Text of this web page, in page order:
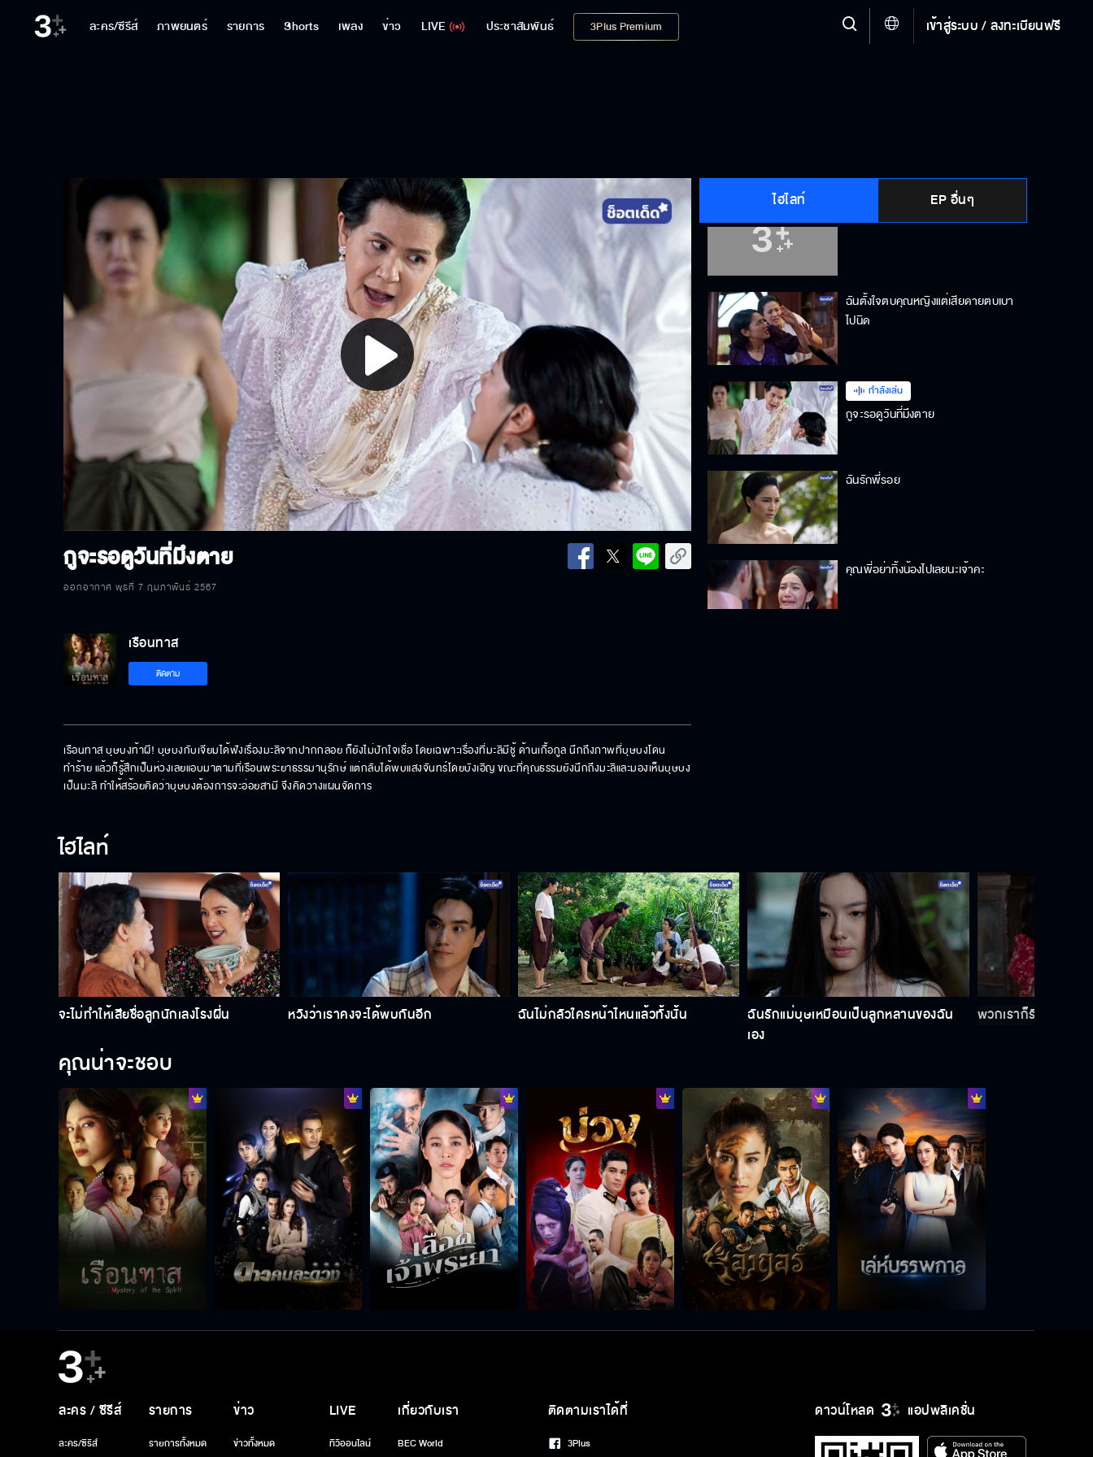
ละคร/ซีรีส์ ภาพยนตร์ รายการ Shorts เพลง ข่าว LIVE ประชาสัมพันธ์ 3Plus Premium เข้าสู่ระบบ / ลงทะเบียนฟรี
Play
Video
กูจะรอดูวันที่มึงตาย
ออกอากาศ พุธที่ 7 กุมภาพันธ์ 2567
ไฮไลท์ EP อื่นๆ
คุณแม่มองคุณสร้อยในแง่ร้ายมากเกิน
คุณหญิงด่าอิฉันว่าอะไรนะเจ้าคะ
ฉันตั้งใจตบคุณหญิงแต่เสียดายตบเบา
ไปนิด
กำลังเล่น
กูจะรอดูวันที่มึงตาย
ฉันรักพี่รอย
คุณพี่อย่าทิ้งน้องไปเลยนะเจ้าคะ
อยากปลอมเป็นผีมากใช่มั้ย
ฉันอยากเจอเธออีก
ฉันยังไม่มีผัว
พวกเราก็รังเกียจคุณย่าเหมือนกัน
ฉันรักแม่บุษเหมือนเป็นลูกหลานของฉัน
เรือนทาส
ติดตาม
เรือนทาส บุษบงท้าผี! บุษบงกับเจียมได้ฟังเรื่องมะลิจากปากกลอย ก็ยังไม่ปักใจเชื่อ โดยเฉพาะเรื่องที่มะลิมีชู้ ด้านเกื้อกูล นึกถึงภาพที่บุษบงโดน
ทำร้าย แล้วก็รู้สึกเป็นห่วงเลยแอบมาตามที่เรือนพระยาธรรมานุรักษ์ แต่กลับได้พบแสงจันทร์โดยบังเอิญ ขณะที่คุณธรรมยังนึกถึงมะลิและมองเห็นบุษบง
เป็นมะลิ ทำให้สร้อยคิดว่าบุษบงต้องการจะอ่อยสามี จึงคิดวางแผนจัดการ
ไฮไลท์
จะไม่ทำให้เสียชื่อลูกนักเลงโรงฝิ่น หวังว่าเราคงจะได้พบกันอีก ฉันไม่กลัวใครหน้าไหนแล้วทั้งนั้น
ฉันรักแม่บุษเหมือนเป็นลูกหลานของฉัน
เอง
พวกเราก็รังเกียจคุ
คุณน่าจะชอบ
ดาวน์โหลด แอปพลิเคชั่น
ละคร / ซีรีส์
ละคร/ซีรีส์
รายการ
รายการทั้งหมด
ข่าว
ข่าวทั้งหมด
LIVE
ทีวีออนไลน์
เกี่ยวกับเรา
BEC World
ติดตามเราได้ที่
3Plus